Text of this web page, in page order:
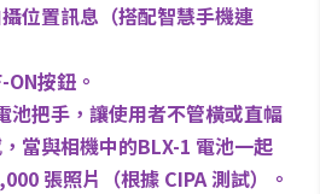
位置訊息（搭配智慧手機連
按鈕。
把手，讓使用者不管橫或直幅
當與相機中的BLX-1 電池一起
張照片（根據 CIPA 測試）。